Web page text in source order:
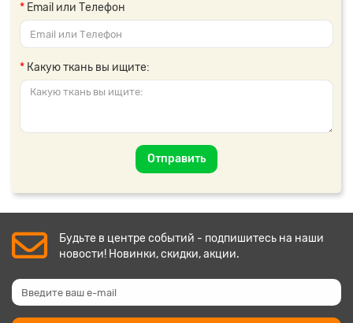
Email или Телефон
Какую ткань вы ищите:
Отправить
Будьте в центре событий - подпишитесь на наши
новости! Новинки, скидки, акции.